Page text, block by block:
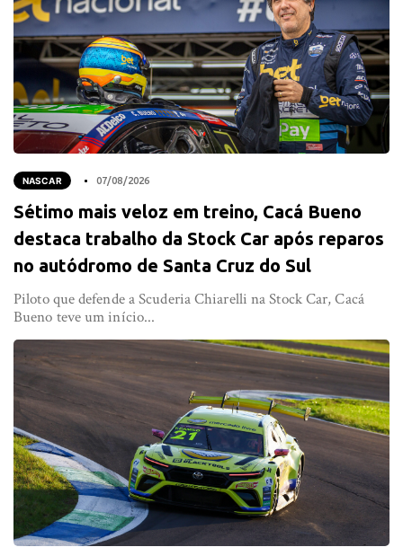
NASCAR 07/08/2026
Sétimo mais veloz em treino, Cacá Bueno
destaca trabalho da Stock Car após reparos
no autódromo de Santa Cruz do Sul
Piloto que defende a Scuderia Chiarelli na Stock Car, Cacá
Bueno teve um início...